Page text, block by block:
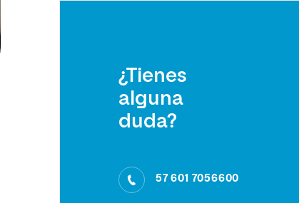
¿Tienes
alguna
duda?
57 601 7056600